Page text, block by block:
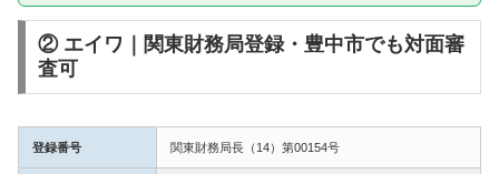
② エイワ｜関東財務局登録・豊中市でも対面審
査可
登録番号 関東財務局長（14）第00154号